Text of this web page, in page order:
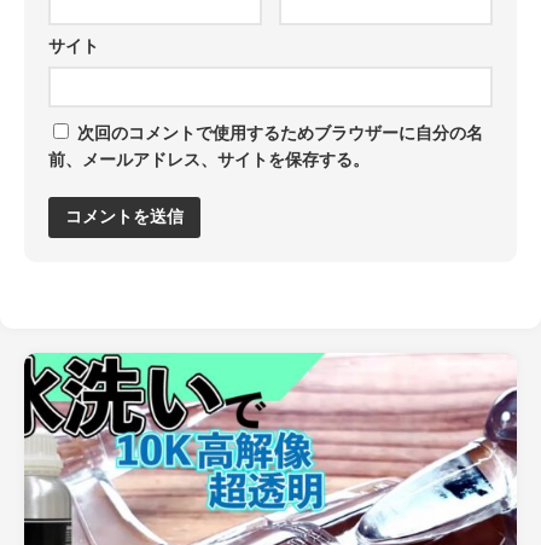
サイト
次回のコメントで使用するためブラウザーに自分の名
前、メールアドレス、サイトを保存する。